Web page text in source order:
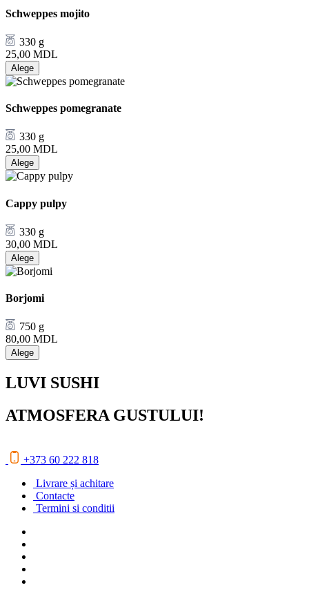
Schweppes mojito
330 g
25,00 MDL
Alege
Schweppes pomegranate
330 g
25,00 MDL
Alege
Cappy pulpy
330 g
30,00 MDL
Alege
Borjomi
750 g
80,00 MDL
Alege
LUVI SUSHI
ATMOSFERA GUSTULUI!
+373 60 222 818
Livrare și achitare
Contacte
Termini si conditii